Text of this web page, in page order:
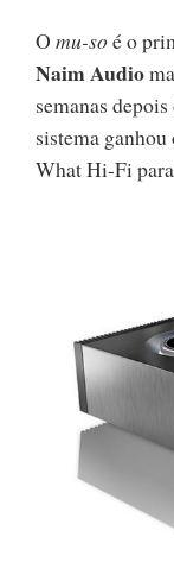
O mu-soé o
Naim Audio
semanas
sistema
What Hi-Fi